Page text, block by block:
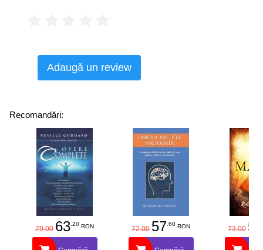
Adaugă un review
Recomandări:
79.00 63.20 RON 72.00 57.60 RON 73.00 58